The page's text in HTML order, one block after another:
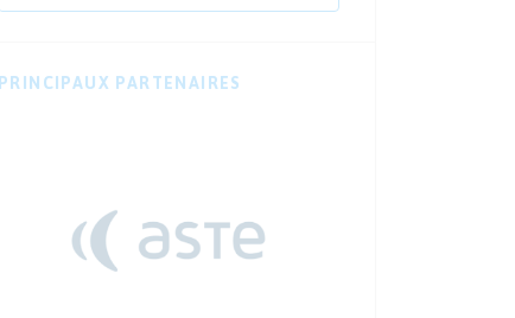
PRINCIPAUX PARTENAIRES